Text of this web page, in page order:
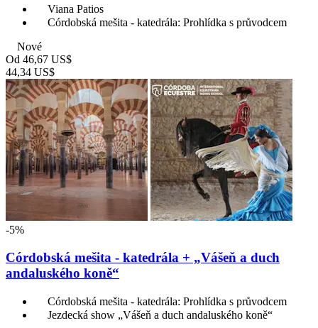
Viana Patios
Córdobská mešita - katedrála: Prohlídka s průvodcem
Nové
Od 46,67 US$
44,34 US$
-5%
Córdobská mešita - katedrála + „Vášeň a duch
andaluského koně“
Córdobská mešita - katedrála: Prohlídka s průvodcem
Jezdecká show „Vášeň a duch andaluského koně“